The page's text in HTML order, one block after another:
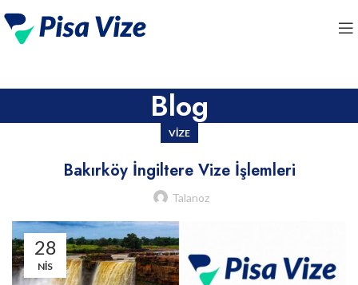
Blog
VIZE
Bakırköy İngiltere Vize İşlemleri
Talanoz
28
NIS